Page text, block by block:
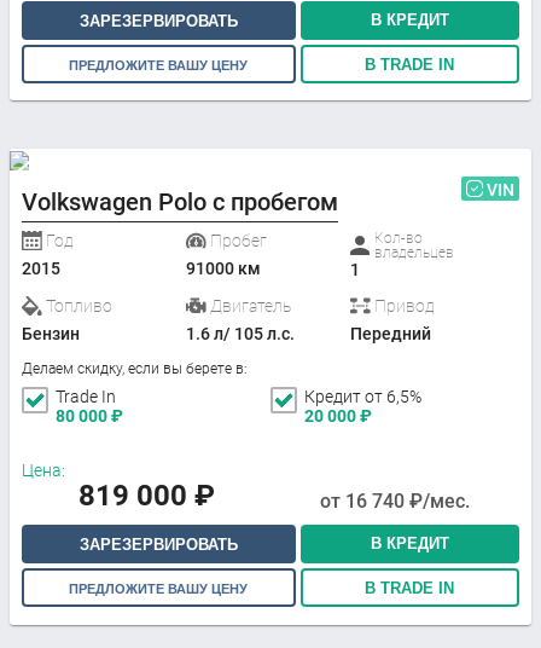
ЗАРЕЗЕРВИРОВАТЬ В КРЕДИТ
ПРЕДЛОЖИТЕ ВАШУ ЦЕНУ В TRADE IN
Volkswagen Polo с пробегом VIN
Год
2015
Пробег
91000 км
Кол-во
владельцев
1
Топливо
Бензин
Двигатель
1.6 л/ 105 л.с.
Привод
Передний
Делаем скидку, если вы берете в:
Trade In
80 000₽
Кредит от 6,5%
20 000₽
Цена:
819 000 ₽ от 16 740 ₽/мес.
ЗАРЕЗЕРВИРОВАТЬ В КРЕДИТ
ПРЕДЛОЖИТЕ ВАШУ ЦЕНУ В TRADE IN